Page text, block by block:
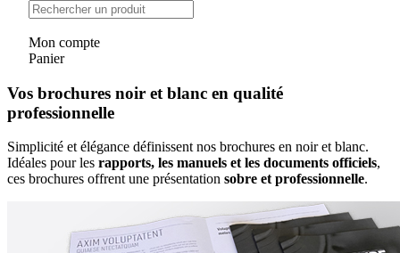
Mon compte
Panier
Vos brochures noir et blanc en qualité
professionnelle
Simplicité et élégance définissent nos brochures en noir et blanc.
Idéales pour les rapports, les manuels et les documents officiels,
ces brochures offrent une présentation sobre et professionnelle.